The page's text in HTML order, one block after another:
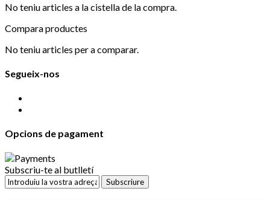
No teniu articles a la cistella de la compra.
Compara productes
No teniu articles per a comparar.
Segueix-nos
Opcions de pagament
Subscriu-te al butlletí
Subscriure